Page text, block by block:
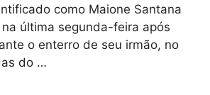
como Maione Santana
última segunda-feira após
o enterro de seu irmão, no
do …